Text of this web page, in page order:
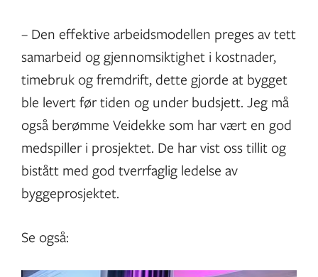
– Den effektive arbeidsmodellen preges av tett
samarbeid og gjennomsiktighet i kostnader,
timebruk og fremdrift, dette gjorde at bygget
ble levert før tiden og under budsjett. Jeg må
også berømme Veidekke som har vært en god
medspiller i prosjektet. De har vist oss tillit og
bistått med god tverrfaglig ledelse av
byggeprosjektet.
Se også: